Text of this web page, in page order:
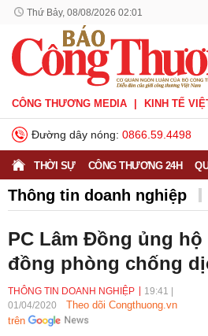
Thứ Bảy, 08/08/2026 02:01
CÔNG THƯƠNG MEDIA KINH TẾ
Đường dây nóng: 0866.59.4498
THỜI SỰ CÔNG THƯƠNG 24H
Thông tin doanh nghiệp
Thông tin doanh nghiệp
PC Lâm Đồng ủng
đồng phòng chống
THÔNG TIN DOANH NGHIỆP 19:41
01/04/2020
Theo dõi Congthuong.vn
trên